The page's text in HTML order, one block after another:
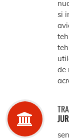
si
de